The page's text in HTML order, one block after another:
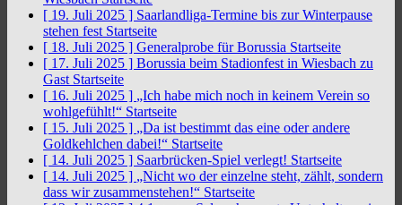
[ 19. Juli 2025 ] Saarlandliga-Termine bis zur Winterpause
stehen fest Startseite
[ 18. Juli 2025 ] Generalprobe für Borussia Startseite
[ 17. Juli 2025 ] Borussia beim Stadionfest in Wiesbach zu
Gast Startseite
[ 16. Juli 2025 ] „Ich habe mich noch in keinem Verein so
wohlgefühlt!“ Startseite
[ 15. Juli 2025 ] „Da ist bestimmt das eine oder andere
Goldkehlchen dabei!“ Startseite
[ 14. Juli 2025 ] Saarbrücken-Spiel verlegt! Startseite
[ 14. Juli 2025 ] „Nicht wo der einzelne steht, zählt, sondern
dass wir zusammenstehen!“ Startseite